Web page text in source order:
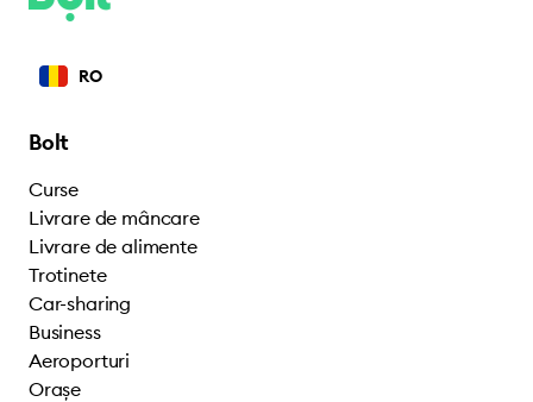
RO
Bolt
Curse
Livrare de mâncare
Livrare de alimente
Trotinete
Car-sharing
Business
Aeroporturi
Orașe